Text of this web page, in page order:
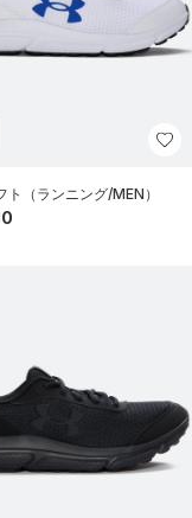
ト（ランニング/MEN）